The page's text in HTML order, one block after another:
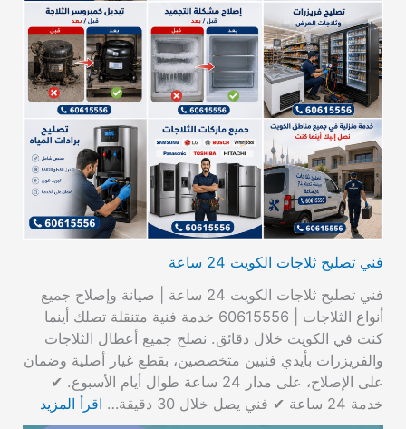
فني تصليح ثلاجات الكويت 24 ساعة
فني تصليح ثلاجات الكويت 24 ساعة | صيانة وإصلاح جميع
أنواع الثلاجات | 60615556 خدمة فنية متنقلة تصلك أينما
كنت في الكويت خلال دقائق. نصلح جميع أعطال الثلاجات
والفريزرات بأيدي فنيين متخصصين، بقطع غيار أصلية وضمان
على الإصلاح، على مدار 24 ساعة طوال أيام الأسبوع. ✔
خدمة 24 ساعة ✔ فني يصل خلال 30 دقيقة…
اقرأ المزيد